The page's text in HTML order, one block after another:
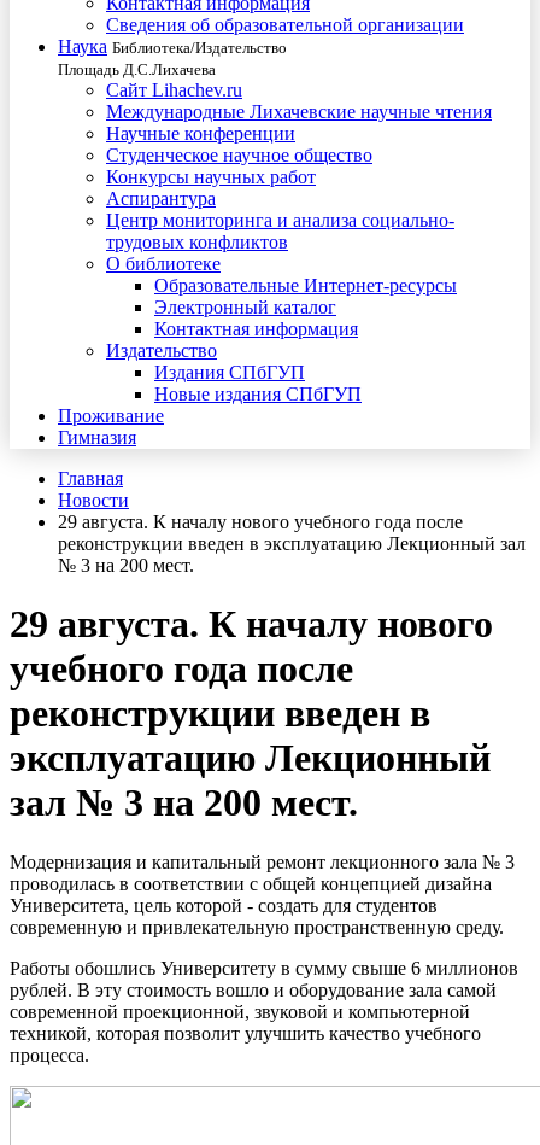
Сведения об образовательной организации
Наука Библиотека/Издательство
Площадь Д.С.Лихачева
Сайт Lihachev.ru
Международные Лихачевские научные чтения
Научные конференции
Студенческое научное общество
Конкурсы научных работ
Аспирантура
Центр мониторинга и анализа социально-
трудовых конфликтов
О библиотеке
Образовательные Интернет-ресурсы
Электронный каталог
Контактная информация
Издательство
Издания СПбГУП
Новые издания СПбГУП
Проживание
Гимназия
Главная
Новости
29 августа. К началу нового учебного года после
реконструкции введен в эксплуатацию Лекционный зал
№ 3 на 200 мест.
29 августа. К началу нового
учебного года после
реконструкции введен в
эксплуатацию Лекционный
зал № 3 на 200 мест.
Модернизация и капитальный ремонт лекционного зала № 3
проводилась в соответствии с общей концепцией дизайна
Университета, цель которой - создать для студентов
современную и привлекательную пространственную среду.
Работы обошлись Университету в сумму свыше 6 миллионов
рублей. В эту стоимость вошло и оборудование зала самой
современной проекционной, звуковой и компьютерной
техникой, которая позволит улучшить качество учебного
процесса.